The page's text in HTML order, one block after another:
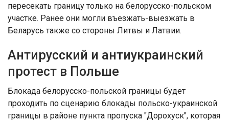
пересекать границу только на белорусско-польском
участке. Ранее они могли въезжать-выезжать в
Беларусь также со стороны Литвы и Латвии.
Антирусский и антиукраинский
протест в Польше
Блокада белорусско-польской границы будет
проходить по сценарию блокады польско-украинской
границы в районе пункта пропуска "Дорохуск", которая